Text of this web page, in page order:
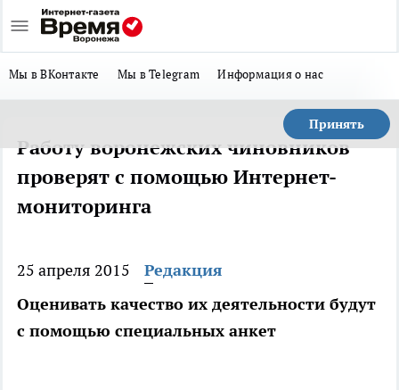
Мы в ВКонтакте Мы в Telegram Информация о нас
Принять
Работу воронежских чиновников
проверят с помощью Интернет-
мониторинга
25 апреля 2015
Редакция
Оценивать качество их деятельности будут
с помощью специальных анкет